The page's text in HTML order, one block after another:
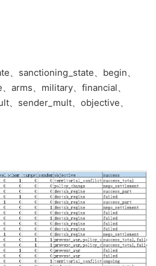
、sanctioning_state、begin、
arms、military、financial、
、sender_mult、objective、